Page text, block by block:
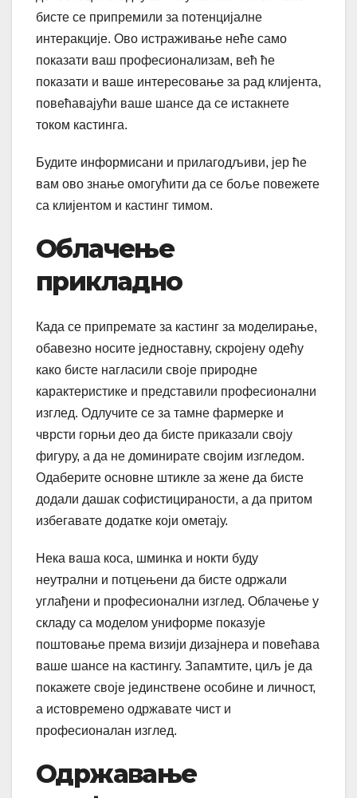
бисте се припремили за потенцијалне
интеракције. Ово истраживање неће само
показати ваш професионализам, већ ће
показати и ваше интересовање за рад клијента,
повећавајући ваше шансе да се истакнете
током кастинга.
Будите информисани и прилагодљиви, јер ће
вам ово знање омогућити да се боље повежете
са клијентом и кастинг тимом.
Облачење
прикладно
Када се припремате за кастинг за моделирање,
обавезно носите једноставну, скројену одећу
како бисте нагласили своје природне
карактеристике и представили професионални
изглед. Одлучите се за тамне фармерке и
чврсти горњи део да бисте приказали своју
фигуру, а да не доминирате својим изгледом.
Одаберите основне штикле за жене да бисте
додали дашак софистицираности, а да притом
избегавате додатке који ометају.
Нека ваша коса, шминка и нокти буду
неутрални и потцењени да бисте одржали
углађени и професионални изглед. Облачење у
складу са моделом униформе показује
поштовање према визији дизајнера и повећава
ваше шансе на кастингу. Запамтите, циљ је да
покажете своје јединствене особине и личност,
а истовремено одржавате чист и
професионалан изглед.
Одржавање